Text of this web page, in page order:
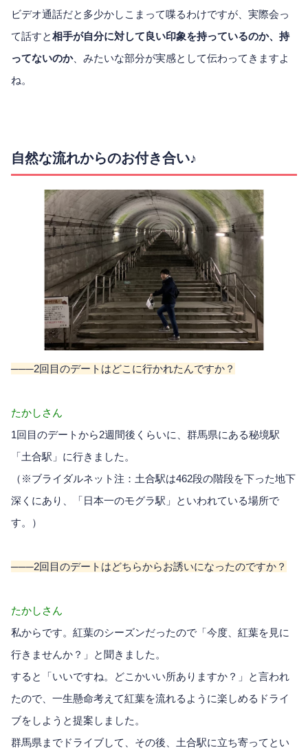
ビデオ通話だと多少かしこまって喋るわけですが、実際会っ
て話すと相手が自分に対して良い印象を持っているのか、持
ってないのか、みたいな部分が実感として伝わってきますよ
ね。
自然な流れからのお付き合い♪
───2回目のデートはどこに行かれたんですか？
たかしさん
1回目のデートから2週間後くらいに、群馬県にある秘境駅
「土合駅」に行きました。
（※ブライダルネット注：土合駅は462段の階段を下った地下
深くにあり、「日本一のモグラ駅」といわれている場所で
す。）
───2回目のデートはどちらからお誘いになったのですか？
たかしさん
私からです。紅葉のシーズンだったので「今度、紅葉を見に
行きませんか？」と聞きました。
すると「いいですね。どこかいい所ありますか？」と言われ
たので、一生懸命考えて紅葉を流れるように楽しめるドライ
ブをしようと提案しました。
群馬県までドライブして、その後、土合駅に立ち寄ってとい